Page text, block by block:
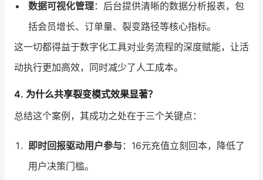
数据可视化管理：后台提供清晰的数据分析报表，包
括会员增长、订单量、裂变路径等核心指标。
这一切都得益于数字化工具对业务流程的深度赋能，让活
动执行更加高效，同时减少了人工成本。
4. 为什么共享裂变模式效果显著？
总结这个案例，其成功之处在于三个关键点：
即时回报驱动用户参与 ：16元充值立刻回本，降低了
用户决策门槛。